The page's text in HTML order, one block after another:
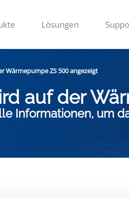
Lösungen
Wärmepumpe ZS 500 angezeigt
auf der
Informationen, um